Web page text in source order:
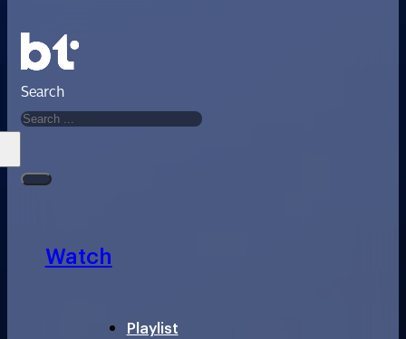
Search
Watch
Playlist